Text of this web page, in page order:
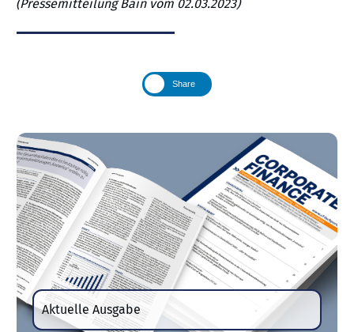
(Pressemitteilung Bain vom 02.03.2023)
Share
Aktuelle Ausgabe